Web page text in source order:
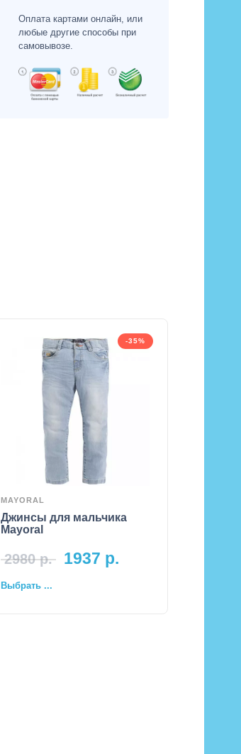
Оплата картами онлайн, или
любые другие способы при
самовывозе.
-35%
MAYORAL
Джинсы для мальчика
Mayoral
2980р. 1937 р.
Выбрать ...